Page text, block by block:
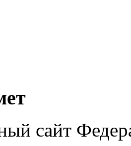
сайт